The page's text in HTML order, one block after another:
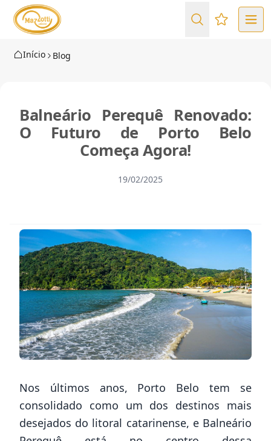
Favoritos
Início Blog
Balneário Perequê Renovado:
O Futuro de Porto Belo
Começa Agora!
19/02/2025
Nos últimos anos, Porto Belo tem se
consolidado como um dos destinos mais
desejados do litoral catarinense, e Balneário